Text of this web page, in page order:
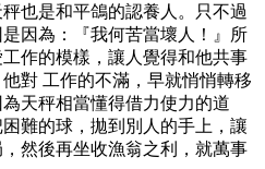
也是和平鴿的認養人。只不過
因為：『我何苦當壞人！』所
作的模樣，讓人覺得和他共事
對 工作的不滿，早就悄悄轉移
天秤相當懂得借力使力的道
難的球，拋到別人的手上，讓
然後再坐收漁翁之利，就萬事